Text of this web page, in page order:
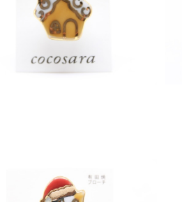
焼ブローチ クリスマスhouse
¥1,200
SOLD OUT